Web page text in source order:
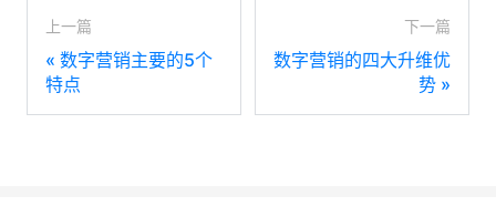
上一篇
« 数字营销主要的5个
特点
下一篇
数字营销的四大升维优
势 »